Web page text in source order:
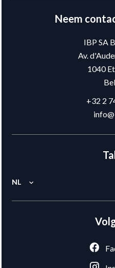
Neem
IBP SA
Av.
1040
+32 2
NL